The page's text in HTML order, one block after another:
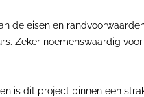
de eisen en
Zeker noemenswaardig
is dit project binnen een